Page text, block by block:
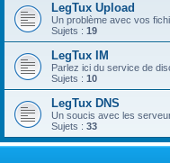
LegTux Upload
Un problème avec vos
Sujets : 19
LegTux IM
Parlez ici du service de
Sujets : 10
LegTux DNS
Un soucis avec les
Sujets : 33